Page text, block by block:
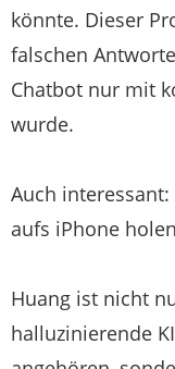
könnte. Dieser
falschen
Chatbot nur mit
wurde.
Auch
aufs iPhone holen
Huang ist nicht
halluzinierende